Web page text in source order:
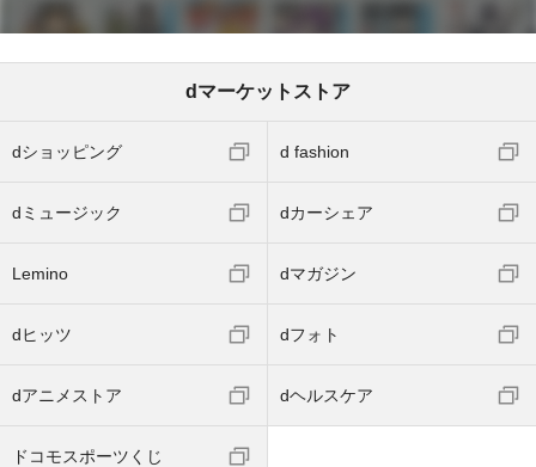
dマーケットストア
dショッピング d fashion
dミュージック dカーシェア
Lemino dマガジン
dヒッツ dフォト
dアニメストア dヘルスケア
ドコモスポーツくじ